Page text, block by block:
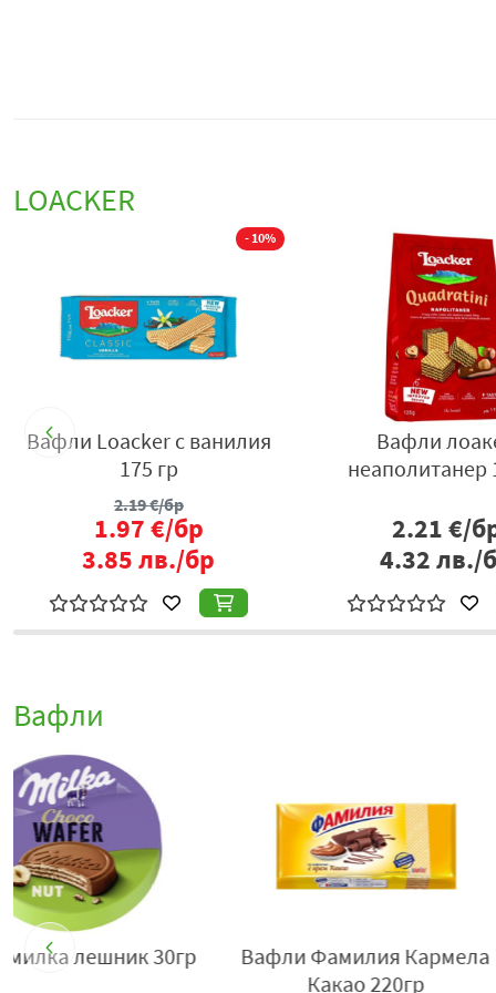
LOACKER
- 10%
Вафли Loacker с ванилия
175 гр
2.19€/бр
1.97€/бр
3.85лв./бр
Вафли
неаполитанер
2.21€/
4.32лв./
Вафли
Какаови вафли Ная в кутия
Вафла Троя